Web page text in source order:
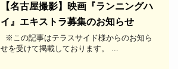
【名古屋撮影】映画『ランニングハ
イ』エキストラ募集のお知らせ
※この記事はテラスサイド様からのお知ら
せを受けて掲載しております。 ...